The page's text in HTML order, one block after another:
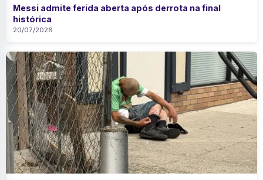
Messi admite ferida aberta após derrota na final
histórica
20/07/2026